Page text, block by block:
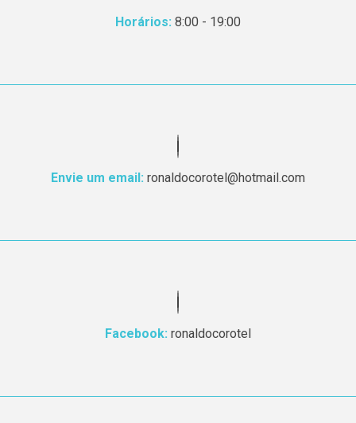
Horários: 8:00 - 19:00
Envie um email: ronaldocorotel@hotmail.com
Facebook: ronaldocorotel